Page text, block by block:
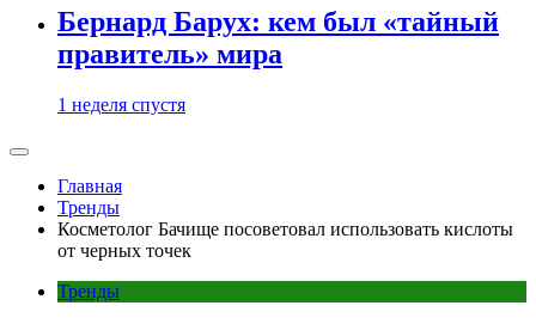
Бернард Барух: кем был «тайный
правитель» мира
1 неделя спустя
Главная
Тренды
Косметолог Бачище посоветовал использовать кислоты
от черных точек
Тренды